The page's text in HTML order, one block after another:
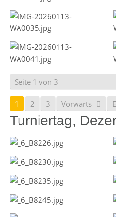
Seite 1 von 3
1 2 3 Vorwärts
Turniertag,